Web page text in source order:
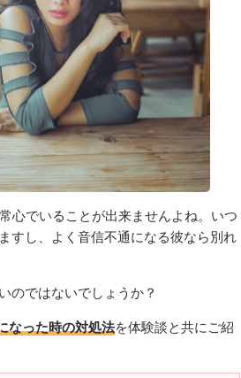
心でいることが出来ませんよね。いつ
すし、よく音信不通になる彼なら別れ
のではないでしょうか？
なった時の対処法を体験談と共にご紹